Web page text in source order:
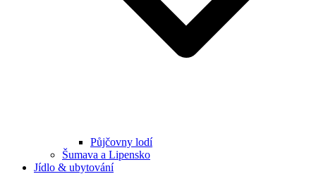
Půjčovny lodí
Šumava a Lipensko
Jídlo & ubytování